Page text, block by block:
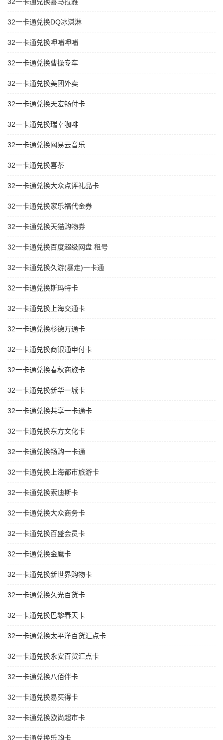
32一卡通兑换DQ冰淇淋
32一卡通兑换呷哺呷哺
32一卡通兑换曹操专车
32一卡通兑换美团外卖
32一卡通兑换天宏畅付卡
32一卡通兑换瑞幸咖啡
32一卡通兑换网易云音乐
32一卡通兑换喜茶
32一卡通兑换大众点评礼品卡
32一卡通兑换家乐福代金券
32一卡通兑换天猫购物券
32一卡通兑换百度超级网盘 租号
32一卡通兑换久游(暴走)一卡通
32一卡通兑换斯玛特卡
32一卡通兑换上海交通卡
32一卡通兑换杉德万通卡
32一卡通兑换商银通申付卡
32一卡通兑换春秋商旅卡
32一卡通兑换新华一城卡
32一卡通兑换共享一卡通卡
32一卡通兑换东方文化卡
32一卡通兑换畅购一卡通
32一卡通兑换上海都市旅游卡
32一卡通兑换索迪斯卡
32一卡通兑换大众商务卡
32一卡通兑换百盛会员卡
32一卡通兑换金鹰卡
32一卡通兑换新世界购物卡
32一卡通兑换久光百货卡
32一卡通兑换巴黎春天卡
32一卡通兑换太平洋百货汇点卡
32一卡通兑换永安百货汇点卡
32一卡通兑换八佰伴卡
32一卡通兑换易买得卡
32一卡通兑换欧尚超市卡
32一卡通兑换乐购卡